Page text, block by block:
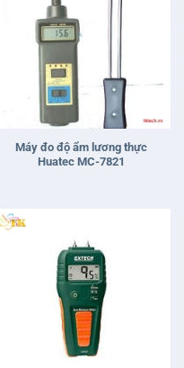
Máy đo độ ẩm lương thực
Huatec MC-7821